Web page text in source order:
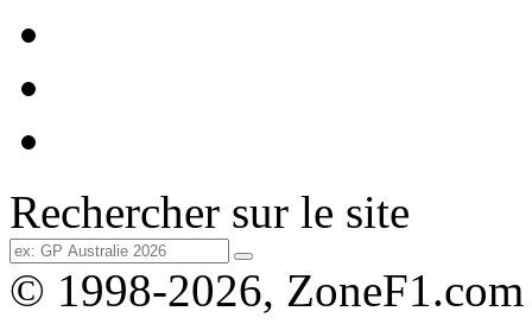
Rechercher sur le site
© 1998-2026, ZoneF1.com